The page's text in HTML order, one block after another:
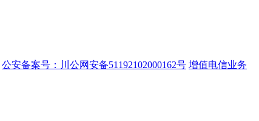
公安备案号：川公网安备51192102000162号 增值电信业务